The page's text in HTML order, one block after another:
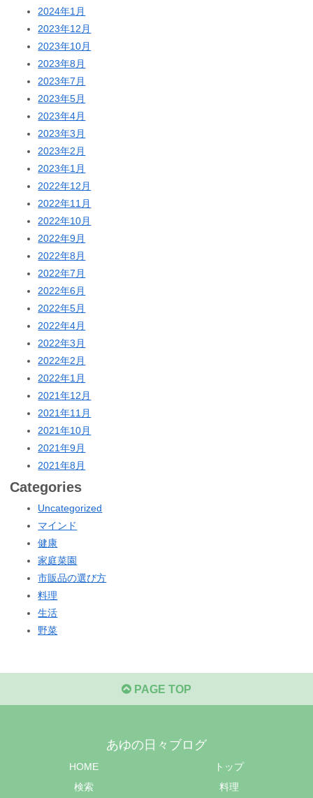
2024年1月
2023年12月
2023年10月
2023年8月
2023年7月
2023年5月
2023年4月
2023年3月
2023年2月
2023年1月
2022年12月
2022年11月
2022年10月
2022年9月
2022年8月
2022年7月
2022年6月
2022年5月
2022年4月
2022年3月
2022年2月
2022年1月
2021年12月
2021年11月
2021年10月
2021年9月
2021年8月
Categories
Uncategorized
マインド
健康
家庭菜園
市販品の選び方
料理
生活
野菜
PAGE TOP
あゆの日々ブログ
HOME
トップ
検索
料理